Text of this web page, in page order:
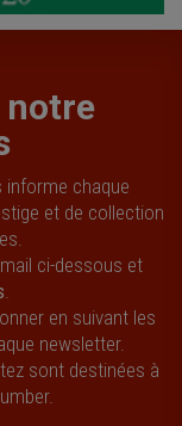
notre
informe chaque
et de collection
ci-dessous et
.
en suivant les
newsletter.
sont destinées à